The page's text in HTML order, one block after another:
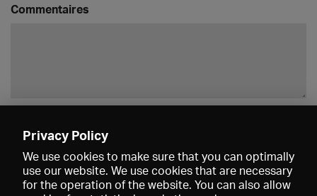
Commentaires
Privacy Policy
We use cookies to make sure that you can optimally
use our website. We use cookies that are necessary
for the operation of the website. You can also allow